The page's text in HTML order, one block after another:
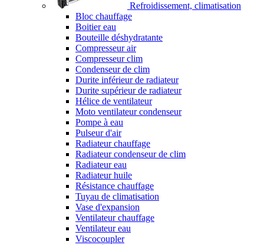
Refroidissement, climatisation
Bloc chauffage
Boitier eau
Bouteille déshydratante
Compresseur air
Compresseur clim
Condenseur de clim
Durite inférieur de radiateur
Durite supérieur de radiateur
Hélice de ventilateur
Moto ventilateur condenseur
Pompe à eau
Pulseur d'air
Radiateur chauffage
Radiateur condenseur de clim
Radiateur eau
Radiateur huile
Résistance chauffage
Tuyau de climatisation
Vase d'expansion
Ventilateur chauffage
Ventilateur eau
Viscocoupler